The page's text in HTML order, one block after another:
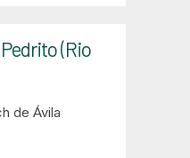
(Rio
de Ávila